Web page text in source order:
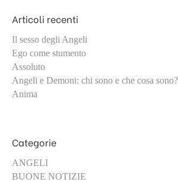
Articoli recenti
Il sesso degli Angeli
Ego come stumento
Assoluto
Angeli e Demoni: chi sono e che cosa sono?
Anima
Categorie
ANGELI
BUONE NOTIZIE